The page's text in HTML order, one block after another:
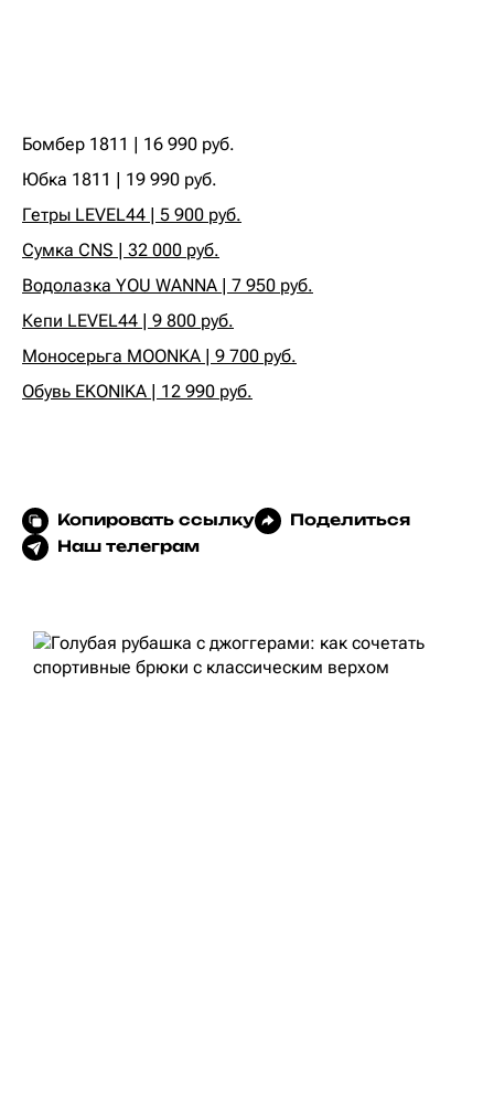
Бомбер 1811 | 16 990 руб.‍
‍Юбка 1811 | 19 990 руб.‍
Гетры LEVEL44 | 5 900 руб.
Сумка CNS | 32 000 руб.
Водолазка YOU WANNA | 7 950 руб.
Кепи LEVEL44 | 9 800 руб.
Моносерьга MOONKA | 9 700 руб.
Обувь EKONIKA | 12 990 руб.
Копировать ссылку
Поделиться
Наш телеграм